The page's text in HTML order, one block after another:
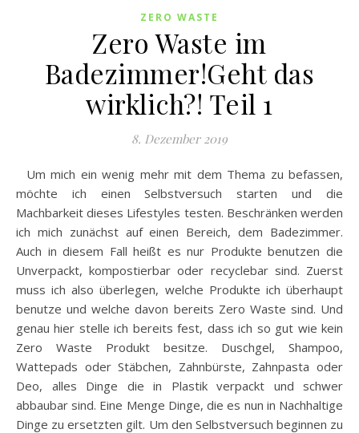
ZERO WASTE
Zero Waste im
Badezimmer!Geht das
wirklich?! Teil 1
8. Dezember 2019
Um mich ein wenig mehr mit dem Thema zu befassen,
möchte ich einen Selbstversuch starten und die
Machbarkeit dieses Lifestyles testen. Beschränken werden
ich mich zunächst auf einen Bereich, dem Badezimmer.
Auch in diesem Fall heißt es nur Produkte benutzen die
Unverpackt, kompostierbar oder recyclebar sind. Zuerst
muss ich also überlegen, welche Produkte ich überhaupt
benutze und welche davon bereits Zero Waste sind. Und
genau hier stelle ich bereits fest, dass ich so gut wie kein
Zero Waste Produkt besitze. Duschgel, Shampoo,
Wattepads oder Stäbchen, Zahnbürste, Zahnpasta oder
Deo, alles Dinge die in Plastik verpackt und schwer
abbaubar sind. Eine Menge Dinge, die es nun in Nachhaltige
Dinge zu ersetzten gilt. Um den Selbstversuch beginnen zu